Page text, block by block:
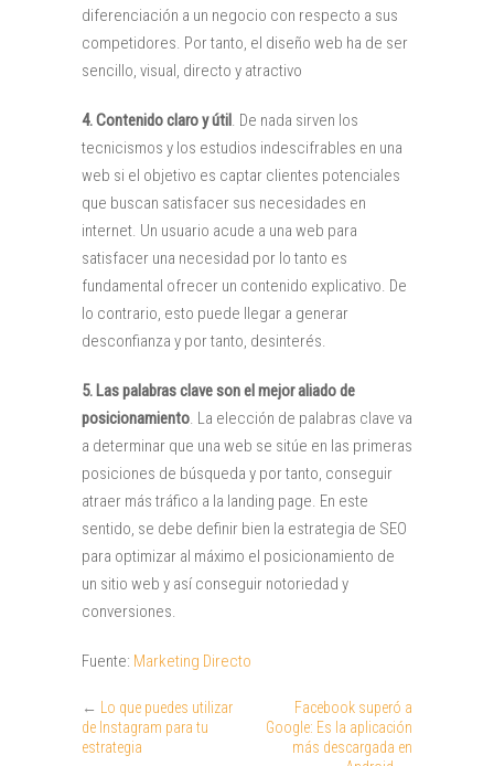
diferenciación a un negocio con respecto a sus
competidores. Por tanto, el diseño web ha de ser
sencillo, visual, directo y atractivo
4.Contenido claro y útil. De nada sirven los
tecnicismos y los estudios indescifrables en una
web si el objetivo es captar clientes potenciales
que buscan satisfacer sus necesidades en
internet. Un usuario acude a una web para
satisfacer una necesidad por lo tanto es
fundamental ofrecer un contenido explicativo. De
lo contrario, esto puede llegar a generar
desconfianza y por tanto, desinterés.
5. Las palabras clave son el mejor aliado de
posicionamiento. La elección de palabras clave va
a determinar que una web se sitúe en las primeras
posiciones de búsqueda y por tanto, conseguir
atraer más tráfico a la landing page. En este
sentido, se debe definir bien la estrategia de SEO
para optimizar al máximo el posicionamiento de
un sitio web y así conseguir notoriedad y
conversiones.
Fuente: Marketing Directo
←
Lo que puedes utilizar
de Instagram para tu
estrategia
Facebook superó a
Google: Es la aplicación
más descargada en